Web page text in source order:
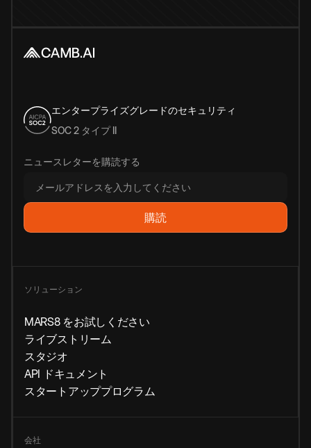
エンタープライズグレードのセキュリティ
SOC 2 タイプ II
ニュースレターを購読する
ソリューション
MARS8 をお試しください
ライブストリーム
スタジオ
API ドキュメント
スタートアッププログラム
会社